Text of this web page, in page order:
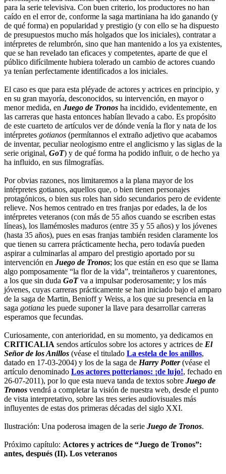
para la serie televisiva. Con buen criterio, los productores no han
caído en el error de, conforme la saga martiniana ha ido ganando (y
de qué forma) en popularidad y prestigio (y con ello se ha dispuesto
de presupuestos mucho más holgados que los iniciales), contratar a
intérpretes de relumbrón, sino que han mantenido a los ya existentes,
que se han revelado tan eficaces y competentes, aparte de que el
público difícilmente hubiera tolerado un cambio de actores cuando
ya tenían perfectamente identificados a los iniciales.
El caso es que para esta pléyade de actores y actrices en principio, y
en su gran mayoría, desconocidos, su intervención, en mayor o
menor medida, en Juego de Tronos ha incidido, evidentemente, en
las carreras que hasta entonces habían llevado a cabo. Es propósito
de este cuarteto de artículos ver de dónde venía la flor y nata de los
intérpretes gotianos (permítannos el extraño adjetivo que acabamos
de inventar, peculiar neologismo entre el anglicismo y las siglas de la
serie original, GoT) y de qué forma ha podido influir, o de hecho ya
ha influido, en sus filmografías.
Por obvias razones, nos limitaremos a la plana mayor de los
intérpretes gotianos, aquellos que, o bien tienen personajes
protagónicos, o bien sus roles han sido secundarios pero de evidente
relieve. Nos hemos centrado en tres franjas por edades, la de los
intérpretes veteranos (con más de 55 años cuando se escriben estas
líneas), los llamémosles maduros (entre 35 y 55 años) y los jóvenes
(hasta 35 años), pues en esas franjas también residen claramente los
que tienen su carrera prácticamente hecha, pero todavía pueden
aspirar a culminarlas al amparo del prestigio aportado por su
intervención en Juego de Tronos; los que están en eso que se llama
algo pomposamente “la flor de la vida”, treintañeros y cuarentones,
a los que sin duda GoT va a impulsar poderosamente; y los más
jóvenes, cuyas carreras prácticamente se han iniciado bajo el amparo
de la saga de Martin, Benioff y Weiss, a los que su presencia en la
saga gotiana les puede suponer la llave para desarrollar carreras
esperamos que fecundas.
Curiosamente, con anterioridad, en su momento, ya dedicamos en
CRITICALIA sendos artículos sobre los actores y actrices de El
Señor de los Anillos (véase el titulado La estela de los anillos,
datado en 17-03-2004) y los de la saga de Harry Potter(véase el
artículo denominado Los actores potterianos: ¡de lujo!, fechado en
26-07-2011), por lo que esta nueva tanda de textos sobre Juego de
Tronos vendrá a completar la visión de nuestra web, desde el punto
de vista interpretativo, sobre las tres series audiovisuales más
influyentes de estas dos primeras décadas del siglo XXI.
Ilustración: Una poderosa imagen de la serie Juego de Tronos.
Próximo capítulo: Actores y actrices de “Juego de Tronos”:
antes, después (II). Los veteranos